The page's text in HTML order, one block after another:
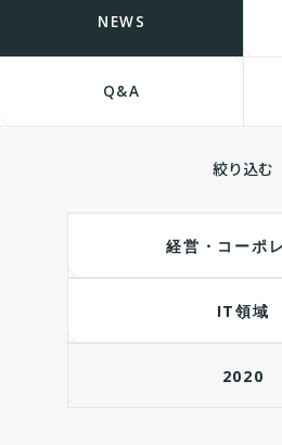
NEWS
Q&A
絞り込む
経営・コーポ
IT領域
2020